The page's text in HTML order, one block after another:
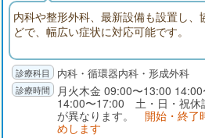
内科や整形外科、最新設備も設置し、
どで、幅広い症状に対応可能です。
内科・循環器内科・形成外科
月火木金 09:00〜13:00
14:00〜17:00 土・日・祝
が異なります。 開始・終了
めします